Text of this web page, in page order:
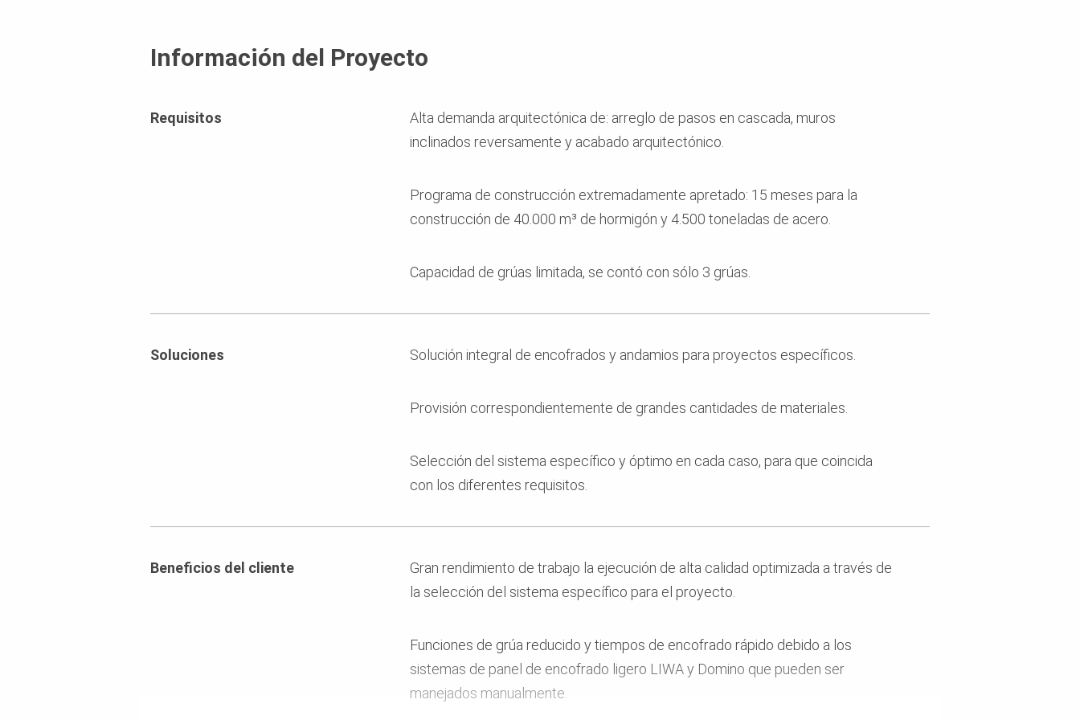
Información del Proyecto
Requisitos
Alta demanda arquitectónica de: arreglo de pasos en cascada, muros
inclinados reversamente y acabado arquitectónico.
Programa de construcción extremadamente apretado: 15 meses para la
construcción de 40.000 m³ de hormigón y 4.500 toneladas de acero.
Capacidad de grúas limitada, se contó con sólo 3 grúas.
Soluciones Solución integral de encofrados y andamios para proyectos específicos.
Provisión correspondientemente de grandes cantidades de materiales.
Selección del sistema específico y óptimo en cada caso, para que coincida
con los diferentes requisitos.
Beneficios del cliente
Gran rendimiento de trabajo la ejecución de alta calidad optimizada a través de
la selección del sistema específico para el proyecto.
Funciones de grúa reducido y tiempos de encofrado rápido debido a los
sistemas de panel de encofrado ligero LIWA y Domino que pueden ser
manejados manualmente.